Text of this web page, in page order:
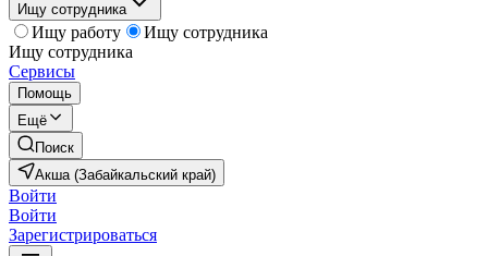
Ищу сотрудника
Ищу работу
Ищу сотрудника
Ищу сотрудника
Сервисы
Помощь
Ещё
Поиск
Акша (Забайкальский край)
Войти
Войти
Зарегистрироваться